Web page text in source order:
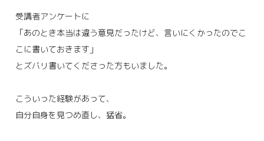
受講者アンケートに
「あのとき本当は違う意見だったけど、言いにくかったのでこ
こに書いておきます」
とズバリ書いてくださった方もいました。
こういった経験があって、
自分自身を見つめ直し、猛省。